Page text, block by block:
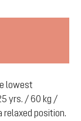
lowest
yrs. / 60 kg /
relaxed position.